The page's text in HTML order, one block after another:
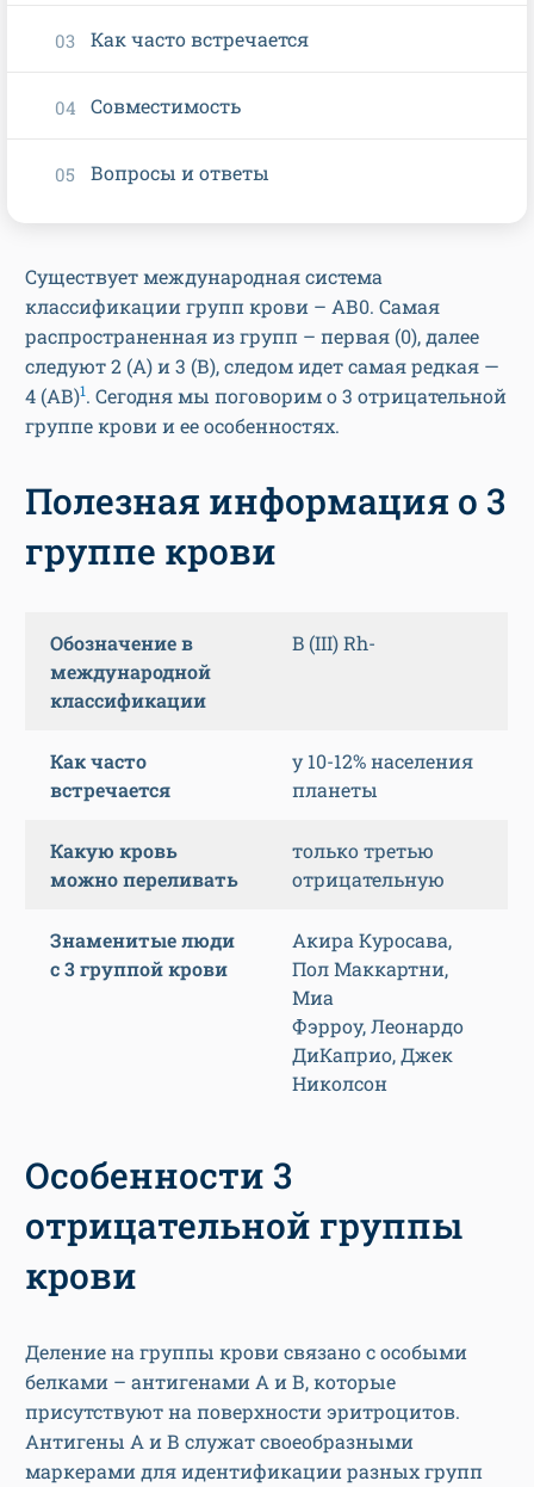
Существует международная система
классификации групп крови – АВ0. Самая
распространенная из групп – первая (0), далее
следуют 2 (А) и 3 (В), следом идет самая редкая —
4 (АВ)1. Сегодня мы поговорим о 3 отрицательной
группе крови и ее особенностях.
Полезная информация о 3
группе крови
Обозначение в
международной
классификации
B (III) Rh-
Как часто
встречается
у 10-12% населения
планеты
Какую кровь
можно переливать
только третью
отрицательную
Знаменитые люди
с 3 группой крови
Акира Куросава,
Пол Маккартни,
Миа
Фэрроу, Леонардо
ДиКаприо, Джек
Николсон
Особенности 3
отрицательной группы
крови
Деление на группы крови связано с особыми
белками – антигенами А и В, которые
присутствуют на поверхности эритроцитов.
Антигены А и В служат своеобразными
маркерами для идентификации разных групп
Как часто встречается
Совместимость
Вопросы и ответы